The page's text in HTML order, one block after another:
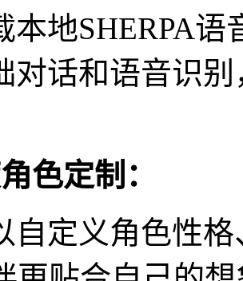
本地SHERPA
对话和语音识
色定制：
自定义角色性